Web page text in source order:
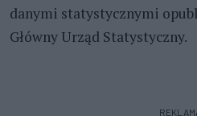
danymi statystycznymi
Główny Urząd Statystyczny.